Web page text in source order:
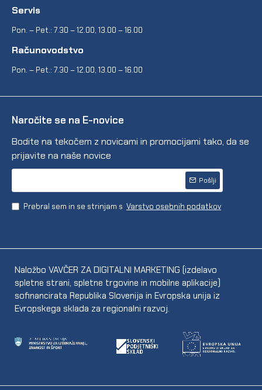
Servis
Pon. – Pet.: 7.30 – 12.00, 13.00 – 16.00
Računovodstvo
Pon. – Pet.: 7.30 – 12.00, 13.00 – 16.00
Naročite se na E-novice
Bodite na tekočem z novicami in promocijami tako, da se
prijavite na naše novice
Pošlji
Prebral sem in se strinjam s Varstvo osebnih podatkov
Naložbo VAVČER ZA DIGITALNI MARKETING (izdelavo
spletne strani, spletne trgovine in mobilne aplikacije)
sofinancirata Republika Slovenija in Evropska unija iz
Evropskega sklada za regionalni razvoj.